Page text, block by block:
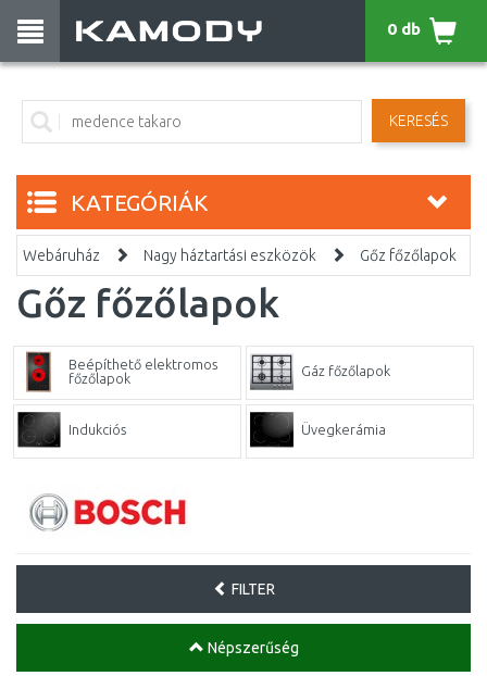
KERESÉS
0 db
KATEGÓRIÁK
Webáruház Nagy háztartási eszközök Gőz főzőlapok
Gőz főzőlapok
Beépíthető elektromos
főzőlapok
Gáz főzőlapok
Indukciós Üvegkerámia
FILTER
Népszerűség